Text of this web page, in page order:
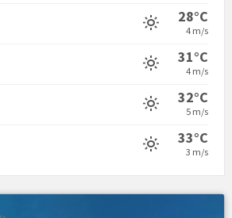
parit
28°C
4 m/s
31°C
4 m/s
32°C
5 m/s
33°C
3 m/s